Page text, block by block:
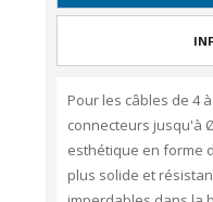
Pour les câbles de 4
connecteurs jusqu'à
esthétique en forme
plus solide et